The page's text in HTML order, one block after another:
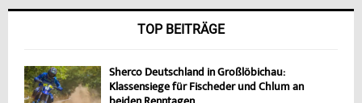
TOP BEITRÄGE
Sherco Deutschland in Großlöbichau:
Klassensiege für Fischeder und Chlum an